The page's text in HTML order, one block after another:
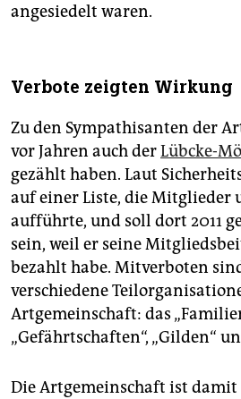
angesiedelt waren.
Verbote zeigten Wirkung
Zu den Sympathisanten der
vor Jahren auch derLübcke-
gezählt haben. Laut
auf einer Liste, die Mitglieder
aufführte, und soll dort 2011
sein, weil er seine
bezahlt habe. Mitverboten
verschiedene
Artgemeinschaft: das
„Gefährtschaften“, „Gilden“
Die Artgemeinschaft ist